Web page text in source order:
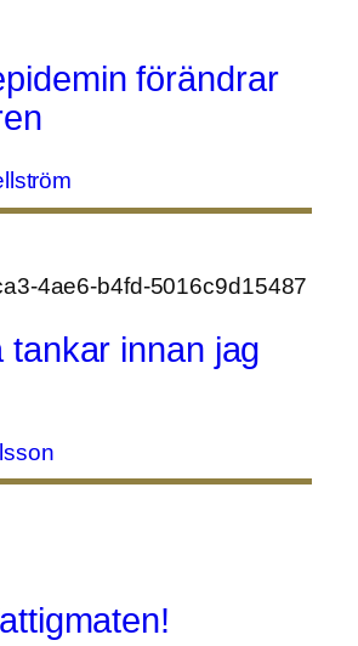
förändrar
tankar innan jag